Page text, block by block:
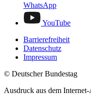
WhatsApp
YouTube
Barrierefreiheit
Datenschutz
Impressum
© Deutscher Bundestag
Ausdruck aus dem